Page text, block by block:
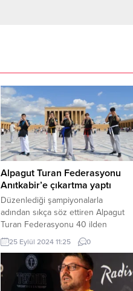
Alpagut Turan Federasyonu
Anıtkabir’e çıkartma yaptı
Düzenlediği şampiyonalarla
adından sıkça söz ettiren Alpagut
Turan Federasyonu 40 ilden
yaklaşık 2500 sporcu, hakem,
antrenör ve velilerin katılımıyla
Anıtkabir’i ziyaret etti. ANKARA
(İGFA) – Alpagut Turan
Federasyonu Başkanı Metin
25 Eylül 2024 11:25 0